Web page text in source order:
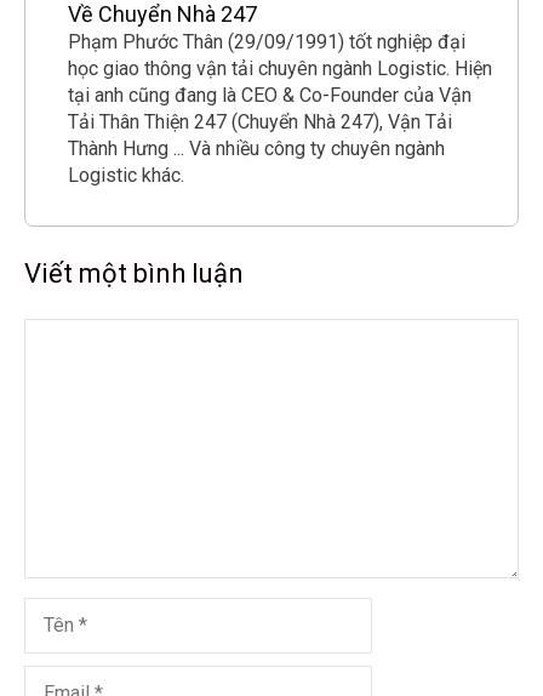
Về Chuyển Nhà 247
Phạm Phước Thân (29/09/1991) tốt nghiệp đại
học giao thông vận tải chuyên ngành Logistic. Hiện
tại anh cũng đang là CEO & Co-Founder của Vận
Tải Thân Thiện 247 (Chuyển Nhà 247), Vận Tải
Thành Hưng ... Và nhiều công ty chuyên ngành
Logistic khác.
Viết một bình luận